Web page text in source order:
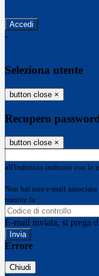
-
Seleziona utente
button close ×
Recupero
button close ×
all'indirizzo indicato con le
Non hai una e-mail
tramite la
E-mail inviata, si prega
Errore
Chiudi